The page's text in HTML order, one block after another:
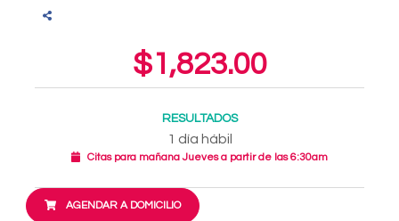
$1,823.00
RESULTADOS
1 día hábil
Citas para mañana Jueves a partir de las 6:30am
AGENDAR A DOMICILIO